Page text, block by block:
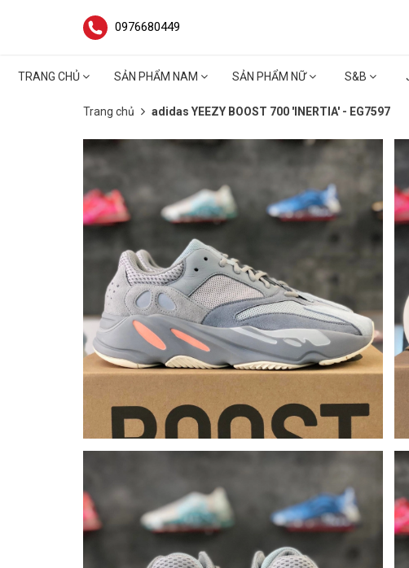
0976680449
TRANG CHỦ SẢN PHẨM NAM SẢN PHẨM NỮ S&B
Trang chủ adidas YEEZY BOOST 700 'INERTIA' - EG7597